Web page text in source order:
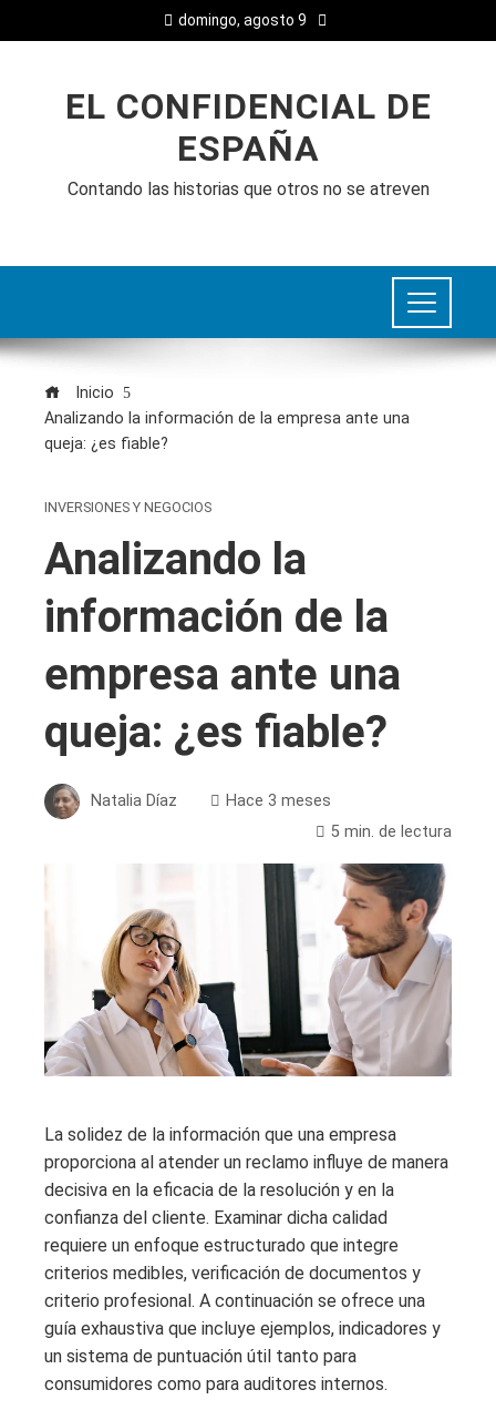
domingo, agosto 9
EL CONFIDENCIAL DE
ESPAÑA
Contando las historias que otros no se atreven
Inicio
Analizando la información de la empresa ante una
queja: ¿es fiable?
INVERSIONES Y NEGOCIOS
Analizando la
información de la
empresa ante una
queja: ¿es fiable?
Natalia Díaz
Hace 3 meses
5 min. de lectura
La solidez de la información que una empresa
proporciona al atender un reclamo influye de manera
decisiva en la eficacia de la resolución y en la
confianza del cliente. Examinar dicha calidad
requiere un enfoque estructurado que integre
criterios medibles, verificación de documentos y
criterio profesional. A continuación se ofrece una
guía exhaustiva que incluye ejemplos, indicadores y
un sistema de puntuación útil tanto para
consumidores como para auditores internos.